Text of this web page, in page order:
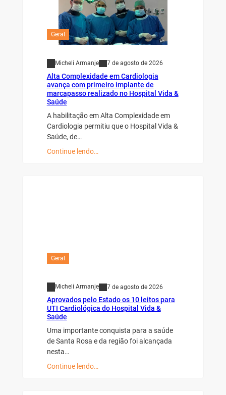
Geral
Micheli Armanje 7 de agosto de 2026
Alta Complexidade em Cardiologia
avança com primeiro implante de
marcapasso realizado no Hospital Vida &
Saúde
A habilitação em Alta Complexidade em
Cardiologia permitiu que o Hospital Vida &
Saúde, de…
Continue lendo…
Geral
Micheli Armanje 7 de agosto de 2026
Aprovados pelo Estado os 10 leitos para
UTI Cardiológica do Hospital Vida &
Saúde
Uma importante conquista para a saúde
de Santa Rosa e da região foi alcançada
nesta…
Continue lendo…